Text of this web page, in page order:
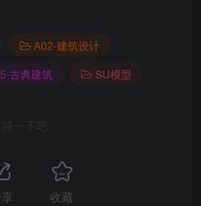
A02-建筑设计
古典建筑 SU模型
持一下吧
收藏